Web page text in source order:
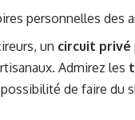
personnelles des
un circuit privé
Admirez les
de faire du